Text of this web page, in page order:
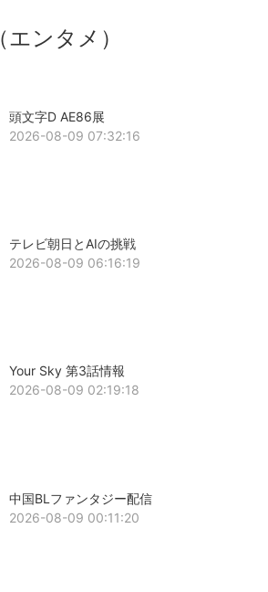
ンタメ）
頭文字D AE86展
2026-08-09 07:32:16
テレビ朝日とAIの挑戦
2026-08-09 06:16:19
Your Sky 第3話情報
2026-08-09 02:19:18
中国BLファンタジー配信
2026-08-09 00:11:20